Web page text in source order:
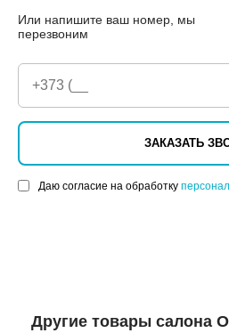
Или напишите ваш номер, мы
перезвоним
ЗАКАЗАТЬ
Даю согласие на обработку
Другие товары салона